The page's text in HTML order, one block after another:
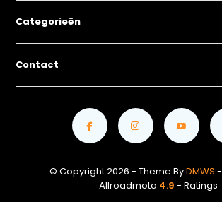
Categorieën
Contact
© Copyright 2026 - Theme ByDMWS -
Allroadmoto 4.9 - Ratings